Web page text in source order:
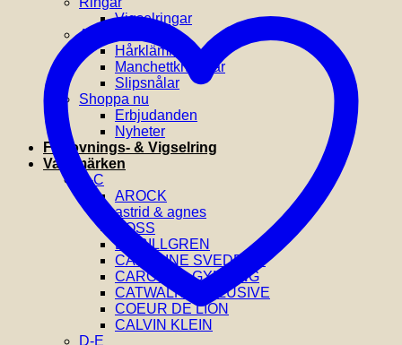
Vigselringar
Accessoarer
Hårklämmor
Manchettknappar
Slipsnålar
Shoppa nu
Erbjudanden
Nyheter
Förlovnings- & Vigselring
Varumärken
A-C
AROCK
astrid & agnes
BOSS
BY BILLGREN
CAROLINE SVEDBOM
CAROLINA GYNNING
CATWALK EXCLUSIVE
COEUR DE LION
CALVIN KLEIN
D-E